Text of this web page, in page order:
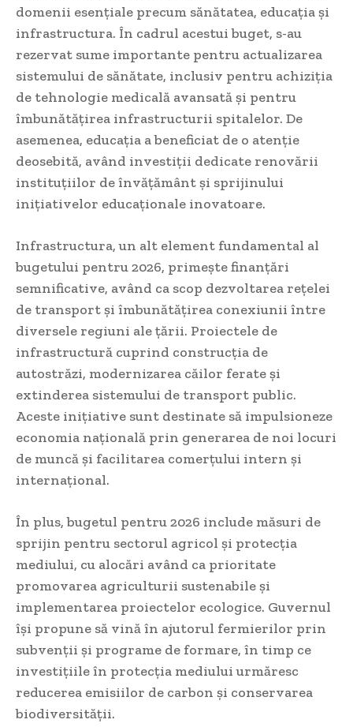
domenii esențiale precum sănătatea, educația și
infrastructura. În cadrul acestui buget, s-au
rezervat sume importante pentru actualizarea
sistemului de sănătate, inclusiv pentru achiziția
de tehnologie medicală avansată și pentru
îmbunătățirea infrastructurii spitalelor. De
asemenea, educația a beneficiat de o atenție
deosebită, având investiții dedicate renovării
instituțiilor de învățământ și sprijinului
inițiativelor educaționale inovatoare.
Infrastructura, un alt element fundamental al
bugetului pentru 2026, primește finanțări
semnificative, având ca scop dezvoltarea rețelei
de transport și îmbunătățirea conexiunii între
diversele regiuni ale țării. Proiectele de
infrastructură cuprind construcția de
autostrăzi, modernizarea căilor ferate și
extinderea sistemului de transport public.
Aceste inițiative sunt destinate să impulsioneze
economia națională prin generarea de noi locuri
de muncă și facilitarea comerțului intern și
internațional.
În plus, bugetul pentru 2026 include măsuri de
sprijin pentru sectorul agricol și protecția
mediului, cu alocări având ca prioritate
promovarea agriculturii sustenabile și
implementarea proiectelor ecologice. Guvernul
își propune să vină în ajutorul fermierilor prin
subvenții și programe de formare, în timp ce
investițiile în protecția mediului urmăresc
reducerea emisiilor de carbon și conservarea
biodiversității.